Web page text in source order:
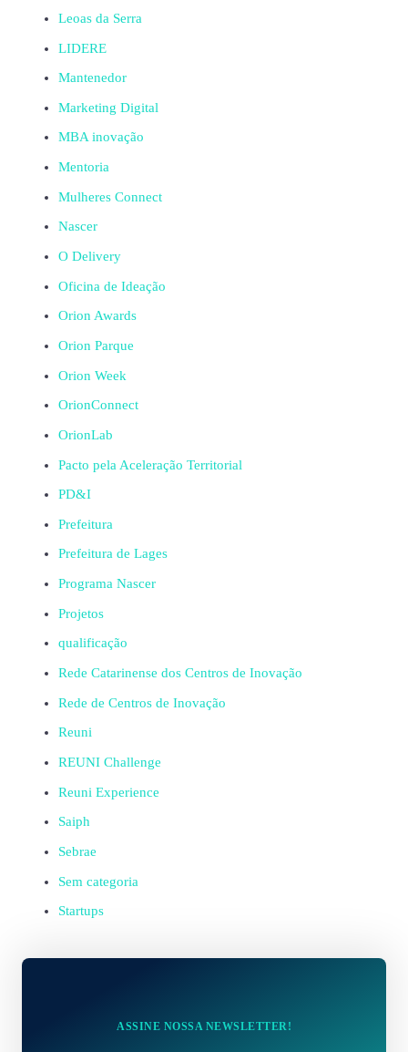
Leoas da Serra
LIDERE
Mantenedor
Marketing Digital
MBA inovação
Mentoria
Mulheres Connect
Nascer
O Delivery
Oficina de Ideação
Orion Awards
Orion Parque
Orion Week
OrionConnect
OrionLab
Pacto pela Aceleração Territorial
PD&I
Prefeitura
Prefeitura de Lages
Programa Nascer
Projetos
qualificação
Rede Catarinense dos Centros de Inovação
Rede de Centros de Inovação
Reuni
REUNI Challenge
Reuni Experience
Saiph
Sebrae
Sem categoria
Startups
ASSINE NOSSA NEWSLETTER!